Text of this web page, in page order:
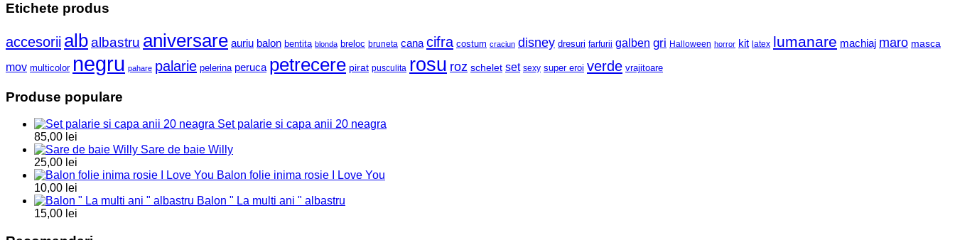
Etichete produs
accesorii albalbastru aniversare auriu balon bentita blonda breloc bruneta cana cifra costum craciun disney dresuri farfurii galben gri Halloween horror kit latex lumanare machiaj maro masca
mov multicolor negru pahare palarie pelerina peruca petrecere pirat pusculita rosu roz schelet set sexy super eroi verde vrajitoare
Produse populare
Set palarie si capa anii 20 neagra
85,00 lei
Sare de baie Willy
25,00 lei
Balon folie inima rosie I Love You
10,00 lei
Balon " La multi ani " albastru
15,00 lei